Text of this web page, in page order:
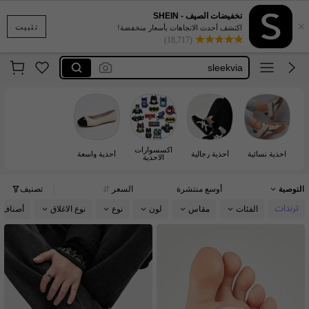
تثبيت ×
تخفيضات الصيف - SHEIN
اكتشف أحدث الاتجاهات بأسعار منخفضة!
(18,717)
motf
sleekvia
solecia
dazy
motf
احذية نسائية أحذية رجالية
اكسسوارات
الاحذية
أحذية واسعة
التوصية أوسع منتشرة السعر تصنيف
الفئات مقاس لون نوع نوع الاغلاق أصناف